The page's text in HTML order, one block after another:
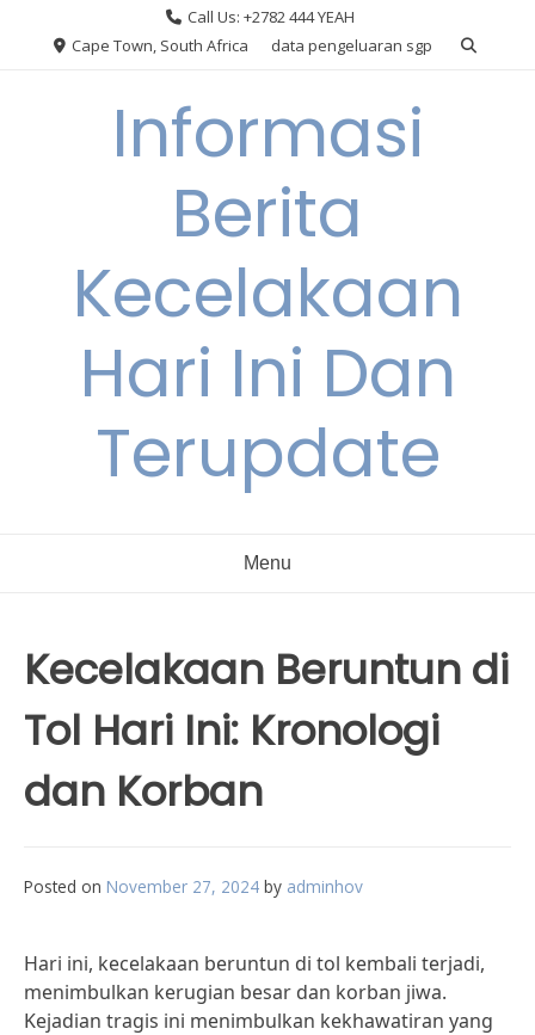
Call Us: +2782 444 YEAH
Cape Town, South Africa
data pengeluaran sgp
Informasi
Berita
Kecelakaan
Hari Ini Dan
Terupdate
Menu
Kecelakaan Beruntun di
Tol Hari Ini: Kronologi
dan Korban
Posted on November 27, 2024 by adminhov
Hari ini, kecelakaan beruntun di tol kembali terjadi,
menimbulkan kerugian besar dan korban jiwa.
Kejadian tragis ini menimbulkan kekhawatiran yang